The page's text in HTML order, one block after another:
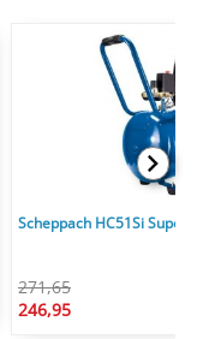
Scheppach HC51Si Super
271,65
246,95